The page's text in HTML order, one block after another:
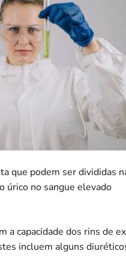
que podem ser divididas
úrico no sangue elevado
a capacidade dos rins de
incluem alguns